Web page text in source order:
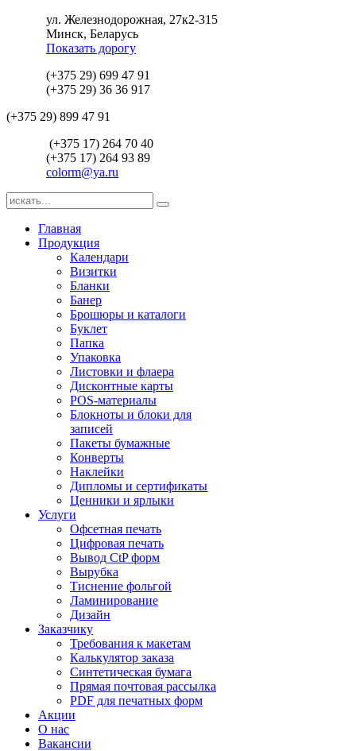
ул. Железнодорожная, 27к2-315
Минск, Беларусь
Показать дорогу
(+375 29) 699 47 91
(+375 29) 36 36 917
(+375 29) 899 47 91
(+375 17) 264 70 40
(+375 17) 264 93 89
colorm@ya.ru
Главная
Продукция
Календари
Визитки
Бланки
Банер
Брошюры и каталоги
Буклет
Папка
Упаковка
Листовки и флаера
Дисконтные карты
POS-материалы
Блокноты и блоки для
записей
Пакеты бумажные
Конверты
Наклейки
Дипломы и сертификаты
Ценники и ярлыки
Услуги
Офсетная печать
Цифровая печать
Вывод CtP форм
Вырубка
Тиснение фольгой
Ламинирование
Дизайн
Заказчику
Требования к макетам
Калькулятор заказа
Синтетическая бумага
Прямая почтовая рассылка
PDF для печатных форм
Акции
O нас
Вакансии